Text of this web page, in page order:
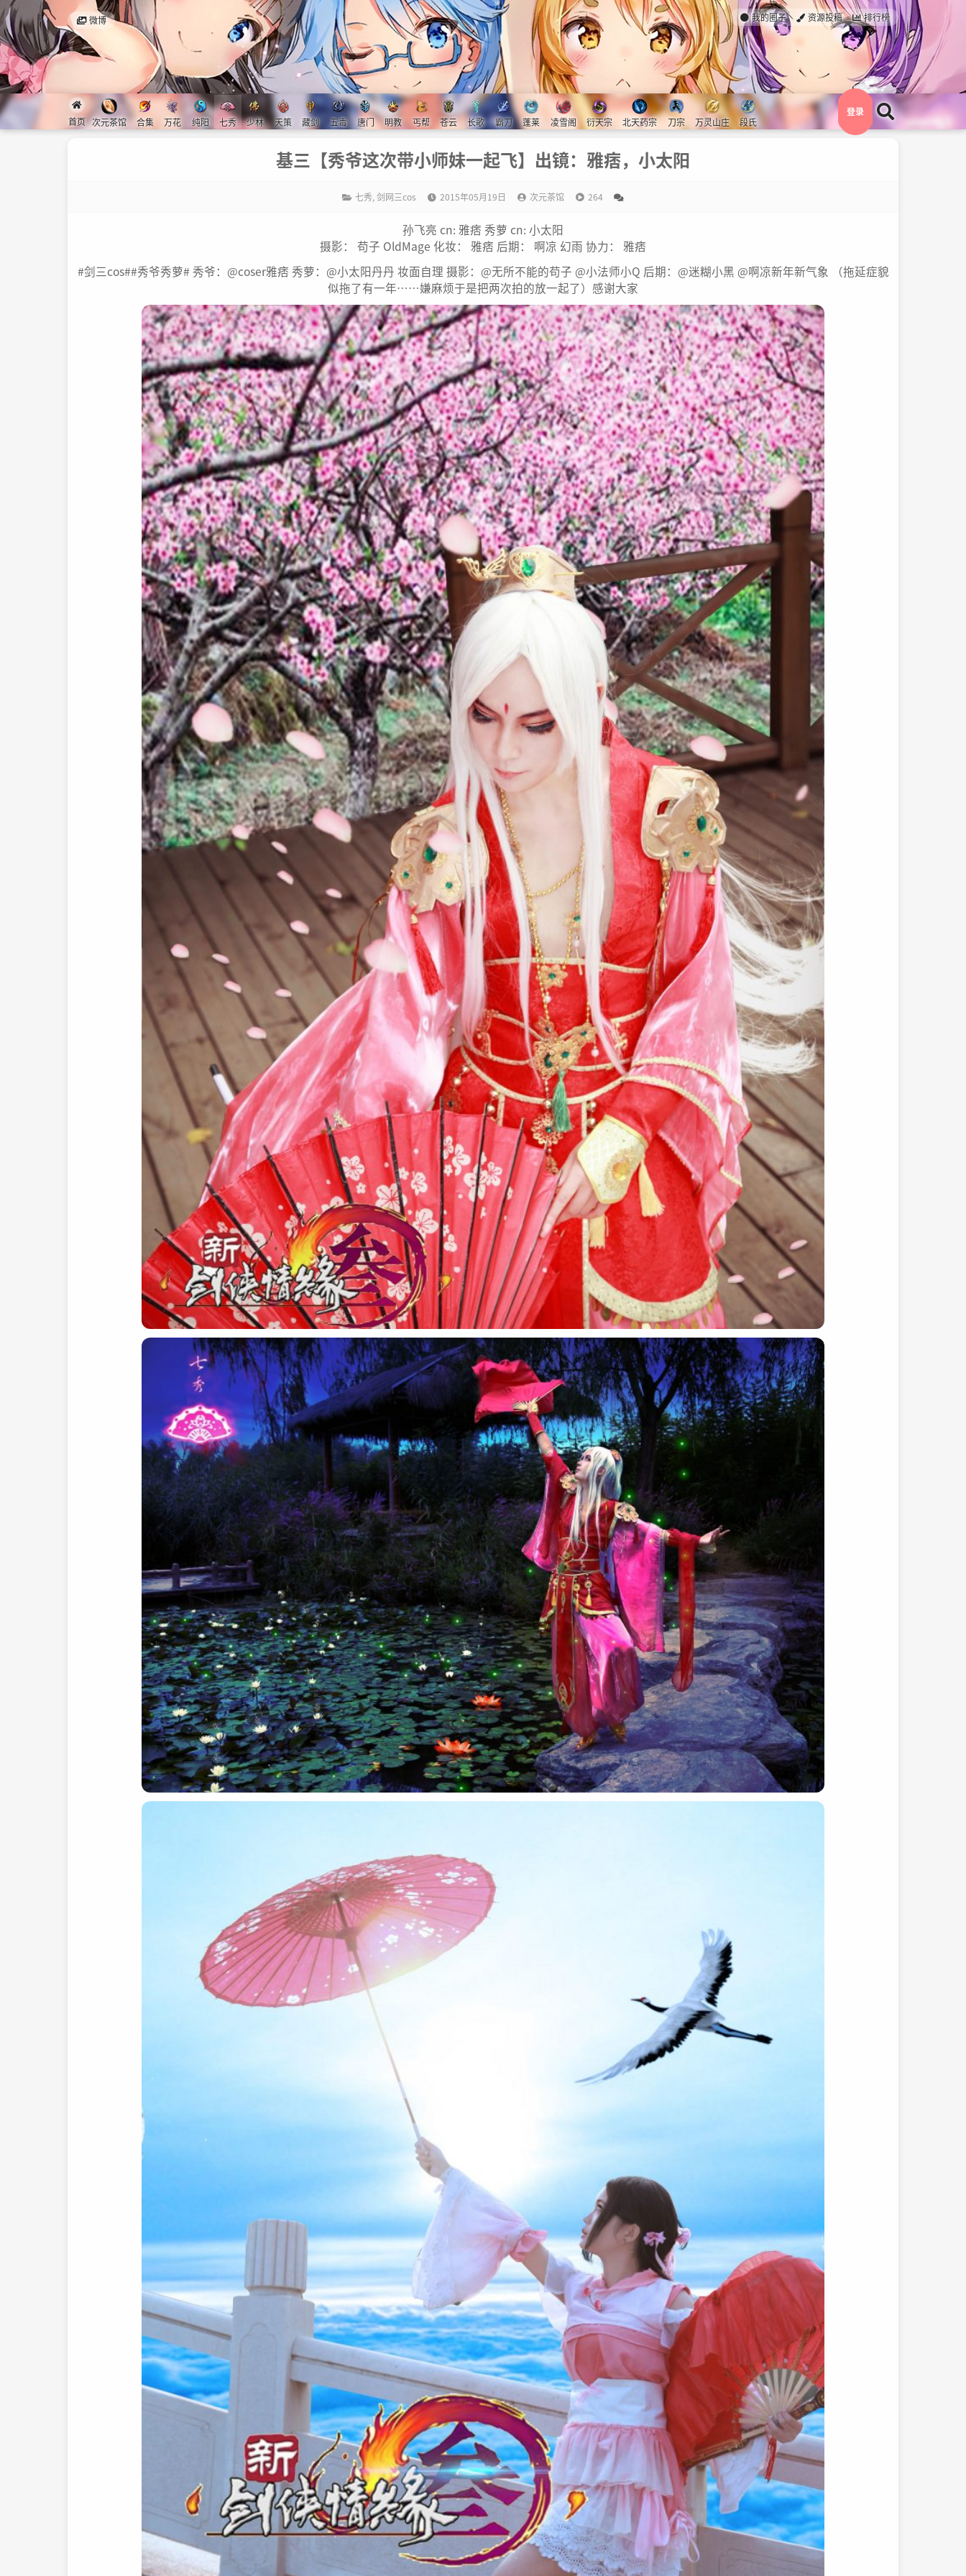
微博 我的圈子 资源投稿 排行榜
首页 次元茶馆 合集 万花 纯阳 七秀 少林 天策 藏剑 五毒 唐门 明教 丐帮 苍云 长歌 霸刀 蓬莱 凌雪阁 衍天宗 北天药宗 刀宗 万灵山庄 段氏
登录
基三【秀爷这次带小师妹一起飞】出镜：雅痞，小太阳
七秀,剑网三cos 2015年05月19日 次元茶馆 264
孙飞亮 cn: 雅痞 秀萝 cn: 小太阳
摄影： 苟子 OldMage 化妆： 雅痞 后期： 啊凉 幻雨 协力： 雅痞
#剑三cos##秀爷秀萝# 秀爷：@coser雅痞 秀萝：@小太阳丹丹 妆面自理 摄影：@无所不能的苟子 @小法师小Q 后期：@迷糊小黑 @啊凉新年新气象 （拖延症貌
似拖了有一年……嫌麻烦于是把两次拍的放一起了）感谢大家